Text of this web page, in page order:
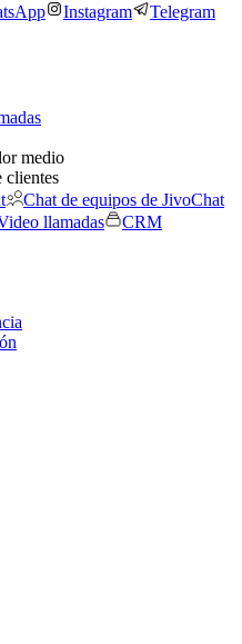
Instagram Telegram
medio
clientes
Chat de equipos de JivoChat
llamadas
CRM